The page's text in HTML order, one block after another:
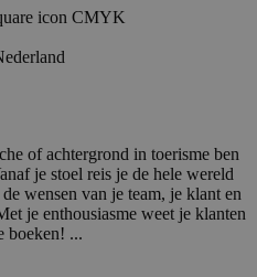
of achtergrond in toerisme ben
je stoel reis je de hele wereld
wensen van je team, je klant en
je enthousiasme weet je klanten
boeken! ...
.linkedin.com